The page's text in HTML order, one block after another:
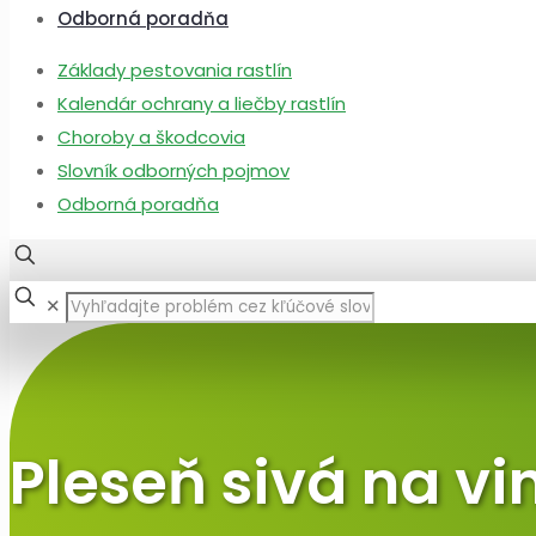
Odborná poradňa
Základy pestovania rastlín
Kalendár ochrany a liečby rastlín
Choroby a škodcovia
Slovník odborných pojmov
Odborná poradňa
✕
Pleseň sivá na